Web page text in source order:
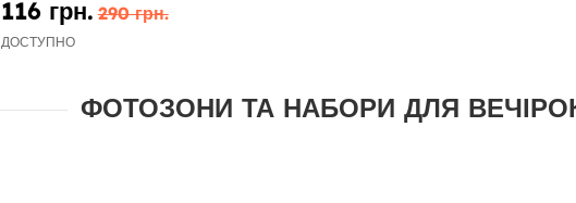
116 грн. 290 грн.
ДОСТУПНО
ФОТОЗОНИ ТА НАБОРИ ДЛЯ